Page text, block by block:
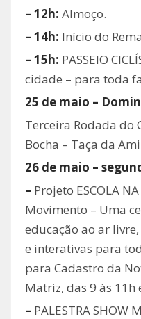
– 12h: Almoço.
– 14h: Início do
– 15h: PASSEIO
cidade – para toda
25 de maio –
Terceira Rodada do
Bocha – Taça da
26 de maio –
– Projeto ESCOLA
Movimento – Uma
educação ao ar
e interativas para
para Cadastro da
Matriz, das 9 às 11h
– PALESTRA SHOW